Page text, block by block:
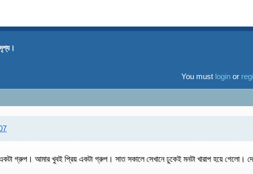
You must loginor
গ্রুপ। আমার খুবই প্রিয় একটা গ্রুপ। সাত সকালে সেখানে ঢুকেই মনটা খারাপ হয়ে গেলো।